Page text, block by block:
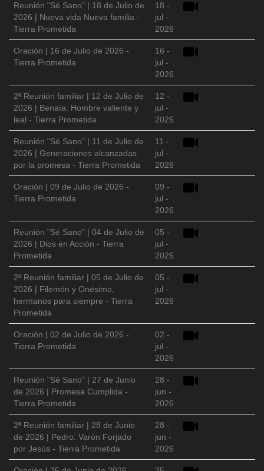
Reunión "Sé Sano" | 18 de Julio de
2026 | Nueva vida Nueva familia -
Tierra Prometida
18 -
jul -
2026
Oración | 16 de Julio de 2026 -
Tierra Prometida
16 -
jul -
2026
2ª Reunión familiar | 12 de Julio de
2026 | Benaía: Hombre valiente y
leal - Tierra Prometida
12 -
jul -
2026
Reunión "Sé Sano" | 11 de Julio de
2026 | Generaciones alcanzadas
por la promesa - Tierra Prometida
11 -
jul -
2026
Oración | 09 de Julio de 2026 -
Tierra Prometida
09 -
jul -
2026
Reunión "Sé Sano" | 04 de Julio de
2026 | Dios en Acción - Tierra
Prometida
05 -
jul -
2026
2ª Reunión familiar | 05 de Julio de
2026 | Filemón y Onésimo,
hermanos para siempre - Tierra
Prometida
05 -
jul -
2026
Oración | 02 de Julio de 2026 -
Tierra Prometida
02 -
jul -
2026
Reunión "Sé Sano" | 27 de Junio
de 2026 | Promesa Cumplida -
Tierra Prometida
28 -
jun -
2026
2ª Reunión familiar | 28 de Junio
de 2026 | Pedro: Varón Forjado
por Jesús - Tierra Prometida
28 -
jun -
2026